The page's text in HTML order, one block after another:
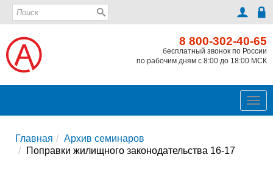
8 800-302-40-65
бесплатный звонок по России
по рабочим дням с 8:00 до 18:00 МСК
Главная
Архив семинаров
Поправки жилищного законодательства 16-17